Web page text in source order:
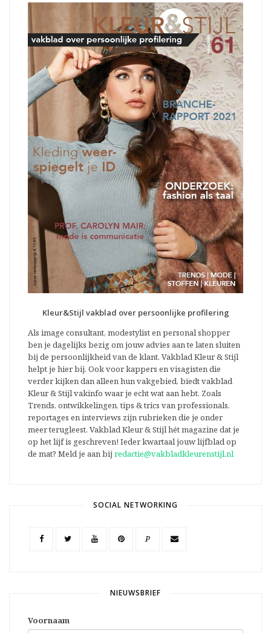
Kleur&Stijl vakblad over persoonlijke profilering
Als image consultant, modestylist en personal shopper
ben je dagelijks bezig om jouw advies aan te laten sluiten
bij de persoonlijkheid van de klant. Vakblad Kleur & Stijl
helpt je hier bij. Ook voor kappers en visagisten die
verder kijken dan alleen hun vakgebied, biedt vakblad
Kleur & Stijl vakinfo waar je echt wat aan hebt. Zoals
Trends, ontwikkelingen, tips & trics van professionals,
reportages en interviews zijn rubrieken die je onder
meer terugleest. Vakblad Kleur & Stijl hét magazine dat je
op het lijf is geschreven! Ieder kwartaal jouw lijfblad op
de mat? Meld je aan bij redactie@vakbladkleurenstijl.nl
SOCIAL NETWORKING
P
NIEUWSBRIEF
Voornaam